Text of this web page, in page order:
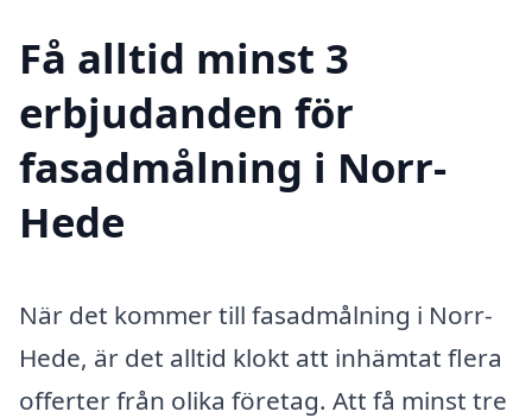
Få alltid minst 3
erbjudanden för
fasadmålning i Norr-
Hede
När det kommer till fasadmålning i Norr-
Hede, är det alltid klokt att inhämtat flera
offerter från olika företag. Att få minst tre